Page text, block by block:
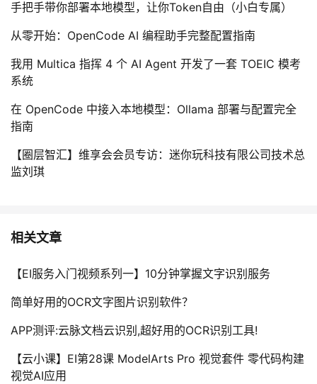
手把手带你部署本地模型，让你Token自由（小白专属）
从零开始：OpenCode AI 编程助手完整配置指南
我用 Multica 指挥 4 个 AI Agent 开发了一套 TOEIC 模考
系统
在 OpenCode 中接入本地模型：Ollama 部署与配置完全
指南
【圈层智汇】维享会会员专访：迷你玩科技有限公司技术总
监刘琪
相关文章
【EI服务入门视频系列一】10分钟掌握文字识别服务
简单好用的OCR文字图片识别软件？
APP测评:云脉文档云识别,超好用的OCR识别工具!
【云小课】EI第28课 ModelArts Pro 视觉套件 零代码构建
视觉AI应用